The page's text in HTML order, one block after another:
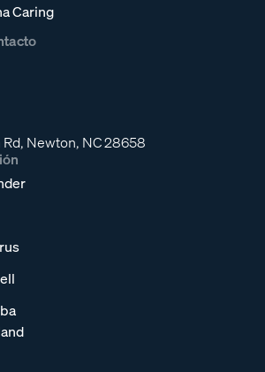
Caring
Newton, NC 28658